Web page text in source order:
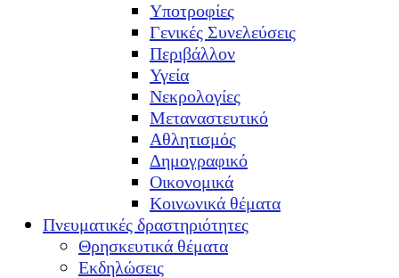
Υποτροφίες
Γενικές Συνελεύσεις
Περιβάλλον
Υγεία
Νεκρολογίες
Μεταναστευτικό
Αθλητισμός
Δημογραφικό
Οικονομικά
Κοινωνικά θέματα
Πνευματικές δραστηριότητες
Θρησκευτικά θέματα
Εκδηλώσεις